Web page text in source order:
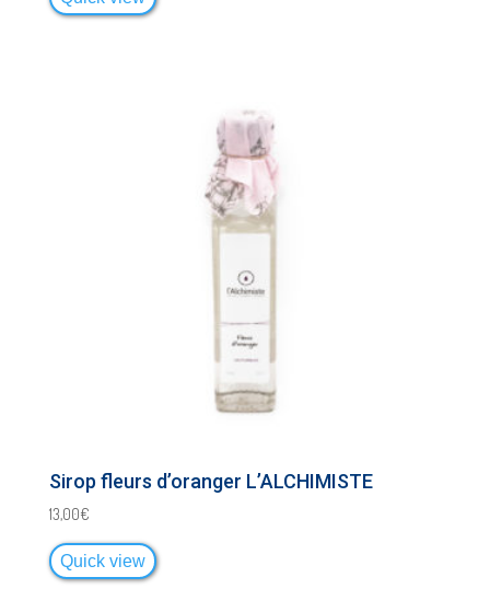
Sirop fleurs d’oranger L’ALCHIMISTE
13,00€
Quick view